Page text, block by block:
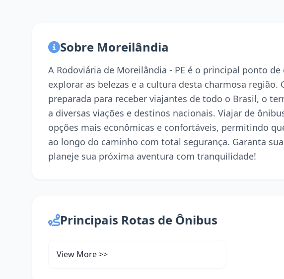
Sobre Moreilândia
A Rodoviária de Moreilândia - PE é o principal ponto
explorar as belezas e a cultura desta charmosa região.
preparada para receber viajantes de todo o Brasil, o
a diversas viações e destinos nacionais. Viajar de
opções mais econômicas e confortáveis, permitindo
ao longo do caminho com total segurança. Garanta
planeje sua próxima aventura com tranquilidade!
Principais Rotas de Ônibus
View More >>